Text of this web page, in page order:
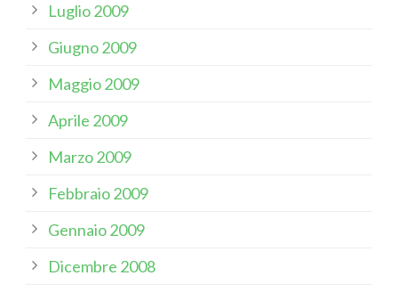
Luglio 2009
Giugno 2009
Maggio 2009
Aprile 2009
Marzo 2009
Febbraio 2009
Gennaio 2009
Dicembre 2008